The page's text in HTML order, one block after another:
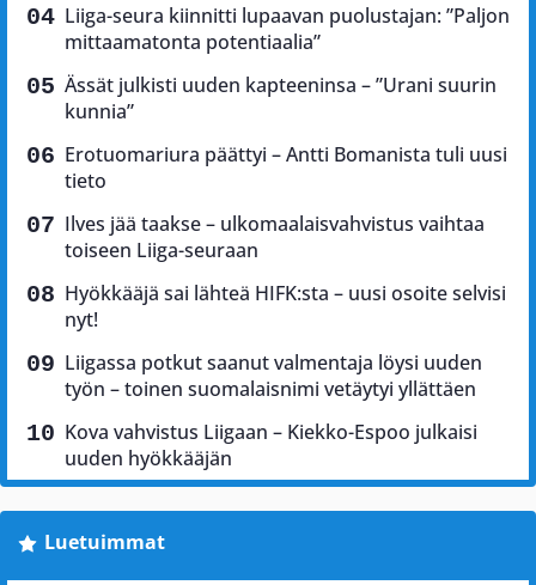
Liiga-seura kiinnitti lupaavan puolustajan: ”Paljon
mittaamatonta potentiaalia”
Ässät julkisti uuden kapteeninsa – ”Urani suurin
kunnia”
Erotuomariura päättyi – Antti Bomanista tuli uusi
tieto
Ilves jää taakse – ulkomaalaisvahvistus vaihtaa
toiseen Liiga-seuraan
Hyökkääjä sai lähteä HIFK:sta – uusi osoite selvisi
nyt!
Liigassa potkut saanut valmentaja löysi uuden
työn – toinen suomalaisnimi vetäytyi yllättäen
Kova vahvistus Liigaan – Kiekko-Espoo julkaisi
uuden hyökkääjän
Luetuimmat